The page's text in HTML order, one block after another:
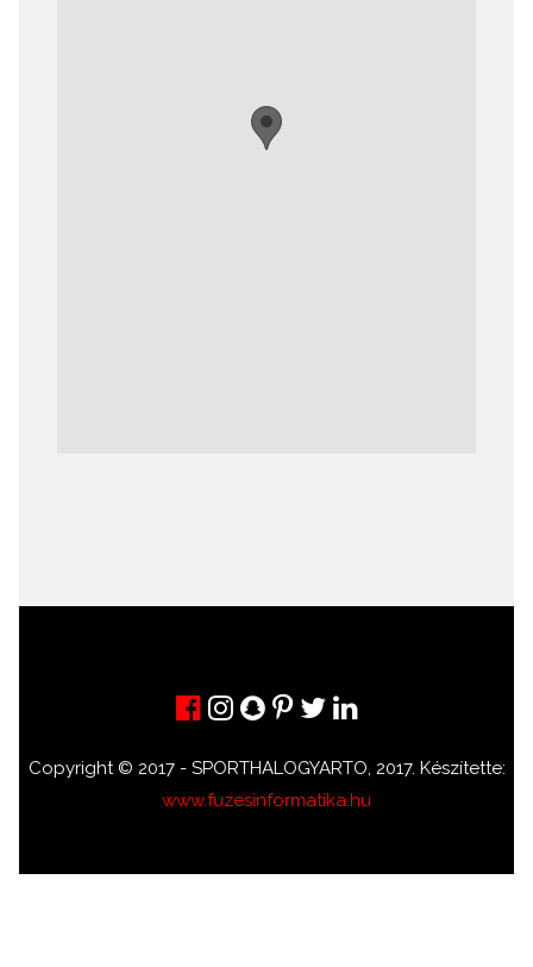
Copyright © 2017 - SPORTHALOGYARTO, 2017. Készítette:
www.fuzesinformatika.hu